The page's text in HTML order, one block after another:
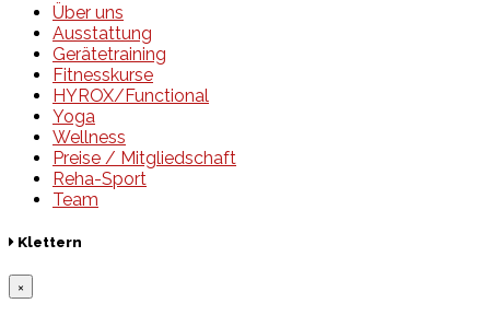
Über uns
Ausstattung
Gerätetraining
Fitnesskurse
HYROX/Functional
Yoga
Wellness
Preise / Mitgliedschaft
Reha-Sport
Team
Klettern
×